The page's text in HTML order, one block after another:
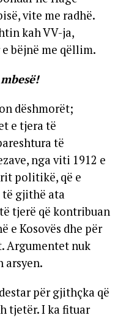
vite me radhë.
kah VV-ja,
bëjnë me qëllim.
dëshmorët;
e tjera të
të
nga viti 1912 e
politikë, që e
gjithë ata
tjerë që kontribuan
e Kosovës dhe për
Argumentet nuk
arsyen.
për gjithçka që
tjetër. I ka fituar